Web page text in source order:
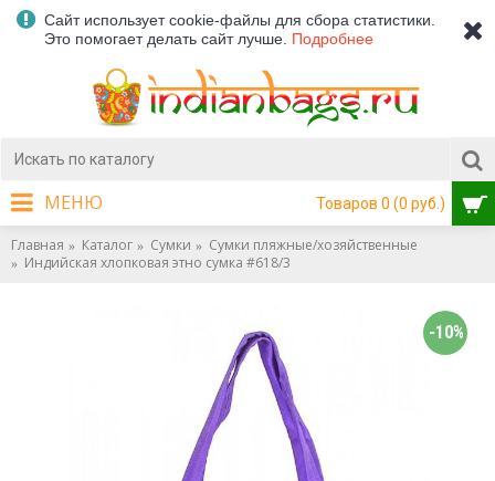
Сайт использует cookie-файлы для сбора статистики.
Это помогает делать сайт лучше. Подробнее
Товаров 0 (0 руб.)
МЕНЮ
Главная Каталог Сумки
Сумки пляжные/хозяйственные
Индийская хлопковая этно сумка #618/3
-10%